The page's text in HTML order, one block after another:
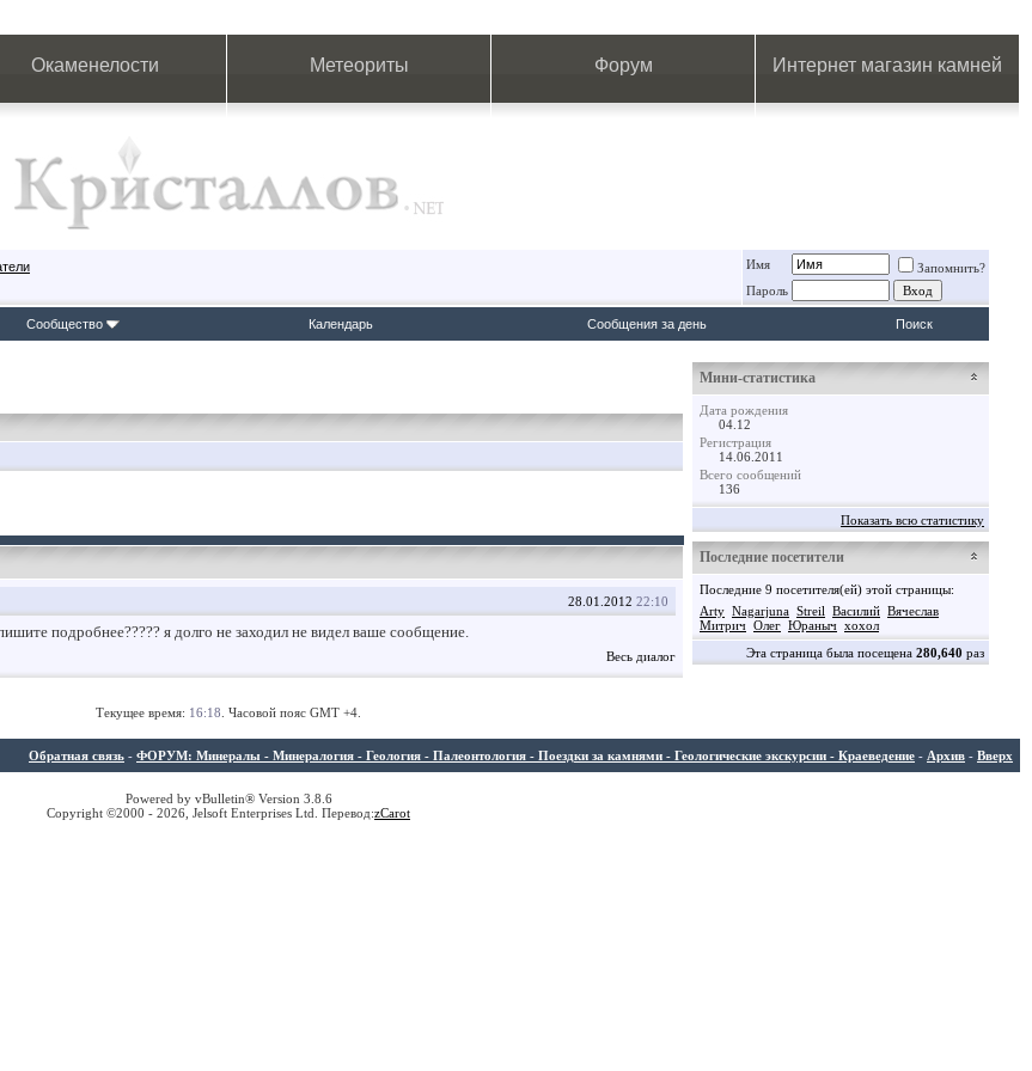
Окаменелости Метеориты Форум Интернет магазин камней
Имя
Запомнить?
Пароль
Сообщество Календарь Сообщения за день Поиск
28.01.2012 22:10
подробнее????? я долго не заходил не видел ваше сообщение.
Весь диалог
Мини-статистика
Дата рождения
04.12
Регистрация
14.06.2011
Всего сообщений
136
Показать всю статистику
Последние посетители
Последние 9 посетителя(ей) этой страницы:
Arty Nagarjuna Streil Василий Вячеслав
Митрич Олег Юраныч хохол
Эта страница была посещена 280,640 раз
Текущее время: 16:18 . Часовой пояс GMT +4.
Обратная связь - ФОРУМ: Минералы - Минералогия - Геология - Палеонтология - Поездки за камнями - Геологические экскурсии - Краеведение - Архив - Вверх
Powered by vBulletin® Version 3.8.6
Copyright ©2000 - 2026, Jelsoft Enterprises Ltd. Перевод:zCarot